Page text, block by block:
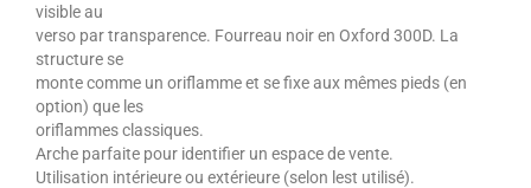
visible au
verso par transparence. Fourreau noir en Oxford 300D. La
structure se
monte comme un oriflamme et se fixe aux mêmes pieds (en
option) que les
oriflammes classiques.
Arche parfaite pour identifier un espace de vente.
Utilisation intérieure ou extérieure (selon lest utilisé).